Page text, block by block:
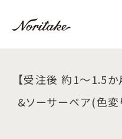
【受注後 約1～1.5か
&ソーサーペア(色変